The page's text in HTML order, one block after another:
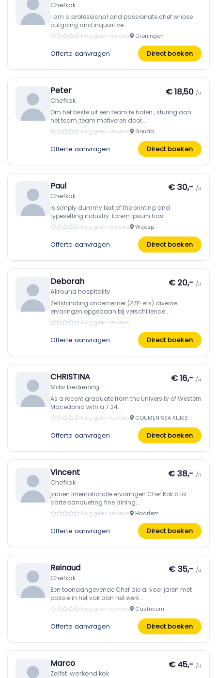
Chefkok
I am a professional and passionate chef whose
outgoing and inquisitive...
Nog geen reviews Groningen
Offerte aanvragen Direct boeken
Peter
Chefkok
€ 18,50 /u
Om het beste uit een team te halen , sturing aan
het team ,team motiveren door...
Nog geen reviews Gouda
Offerte aanvragen Direct boeken
Paul
Chefkok
€ 30,- /u
is simply dummy text of the printing and
typesetting industry. Lorem Ipsum has...
Nog geen reviews Weesp
Offerte aanvragen Direct boeken
Deborah
Allround hospitality
€ 20,- /u
Zelfstanding ondernemer (ZZP-ers) diverse
ervaringen opgedaan bij verschillende...
Nog geen reviews
Offerte aanvragen Direct boeken
CHRISTINA
Mdw bediening
€ 16,- /u
As a recent graduate from the University of Western
Macedonia with a 7.24...
Nog geen reviews GOUMENISSA KILKIS
Offerte aanvragen Direct boeken
Vincent
Chefkok
€ 38,- /u
jaaren Internationale ervaringen Chef Kok a la
carte banqueting fine dining...
Nog geen reviews Haarlem
Offerte aanvragen Direct boeken
Reinaud
Chefkok
€ 35,- /u
Een toonaangevende Chef die al voor jaren met
passie in het vak aan het werk...
Nog geen reviews Castricum
Offerte aanvragen Direct boeken
Marco
Zelfst. werkend kok
€ 45,- /u